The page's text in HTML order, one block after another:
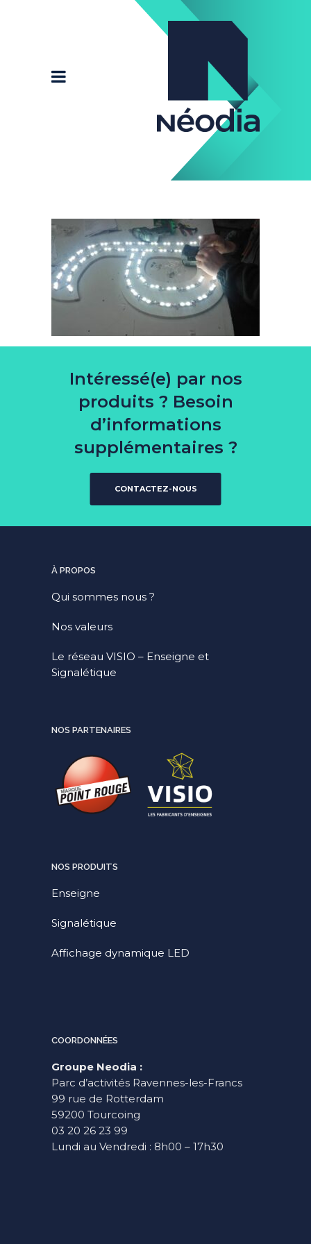
Intéressé(e) par nos
produits ? Besoin
d’informations
supplémentaires ?
CONTACTEZ-NOUS
À PROPOS
Qui sommes nous ?
Nos valeurs
Le réseau VISIO – Enseigne et
Signalétique
NOS PARTENAIRES
NOS PRODUITS
Enseigne
Signalétique
Affichage dynamique LED
COORDONNÉES
Groupe Neodia :
Parc d’activités Ravennes-les-Francs
99 rue de Rotterdam
59200 Tourcoing
03 20 26 23 99
Lundi au Vendredi : 8h00 – 17h30